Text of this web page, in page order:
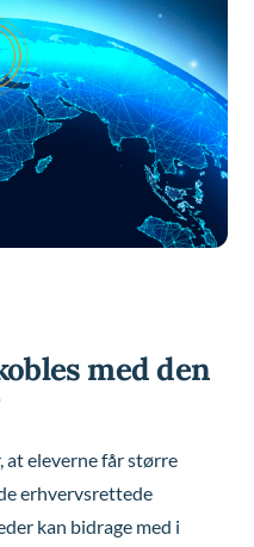
med den
at eleverne får større
erhvervsrettede
kan bidrage med i